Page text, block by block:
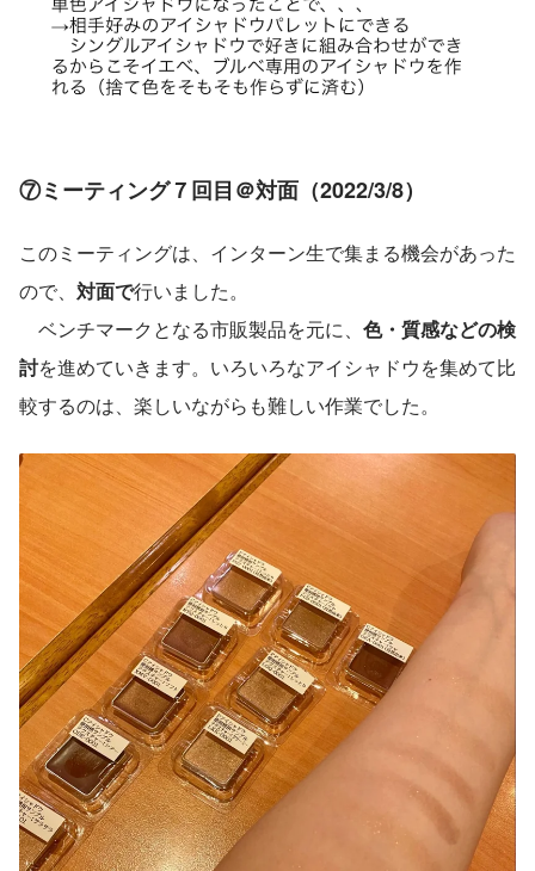
⑦ミーティング７回目＠対面（2022/3/8）
このミーティングは、インターン生で集まる機会があった
ので、 対面で行いました。
ベンチマークとなる市販製品を元に、 色・質感などの検
討を進めていきます。いろいろなアイシャドウを集めて比
較するのは、楽しいながらも難しい作業でした。